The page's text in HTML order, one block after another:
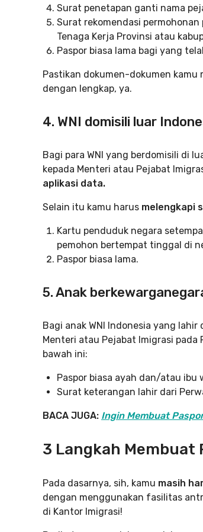
Surat penetapan ganti nama
Surat rekomendasi
Tenaga Kerja Provinsi atau
Paspor biasa lama bagi yang
Pastikan dokumen-dokumen
dengan lengkap, ya.
4. WNI domisili luar
Bagi para WNI yang berdomisili di
kepada Menteri atau Pejabat
aplikasi data.
Selain itu kamu harus melengkapi
Kartu penduduk negara
pemohon bertempat tinggal di
Paspor biasa lama.
5. Anak
Bagi anak WNI Indonesia yang
Menteri atau Pejabat Imigrasi pada
bawah ini:
Paspor biasa ayah dan/atau ibu
Surat keterangan lahir dari
BACA JUGA: Ingin Membuat
3 Langkah Membuat
Pada dasarnya, sih, kamu masih
dengan menggunakan fasilitas
di Kantor Imigrasi!